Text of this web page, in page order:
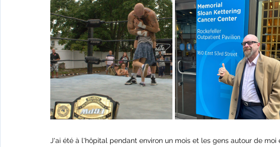
J'ai été à l'hôpital pendant environ un mois et les gens autour de